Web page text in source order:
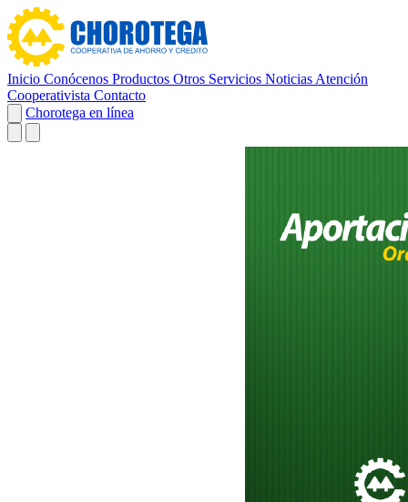
Inicio Conócenos Productos Otros Servicios Noticias Atención
Cooperativista Contacto
Chorotega en línea